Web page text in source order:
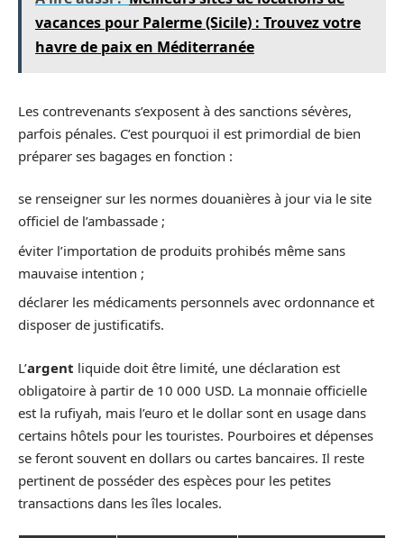
vacances pour Palerme (Sicile) : Trouvez votre
havre de paix en Méditerranée
Les contrevenants s’exposent à des sanctions sévères,
parfois pénales. C’est pourquoi il est primordial de bien
préparer ses bagages en fonction :
se renseigner sur les normes douanières à jour via le site
officiel de l’ambassade ;
éviter l’importation de produits prohibés même sans
mauvaise intention ;
déclarer les médicaments personnels avec ordonnance et
disposer de justificatifs.
L’argent liquide doit être limité, une déclaration est
obligatoire à partir de 10 000 USD. La monnaie officielle
est la rufiyah, mais l’euro et le dollar sont en usage dans
certains hôtels pour les touristes. Pourboires et dépenses
se feront souvent en dollars ou cartes bancaires. Il reste
pertinent de posséder des espèces pour les petites
transactions dans les îles locales.